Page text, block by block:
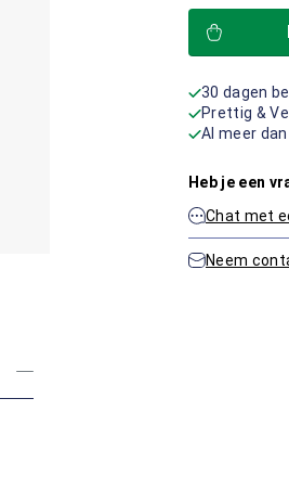
30 dagen
Prettig &
Al meer
Heb je een
Chat met
Neem